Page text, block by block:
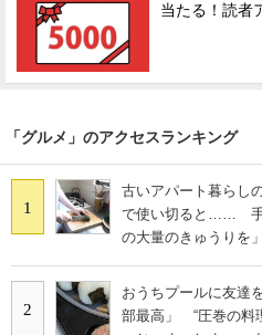
当たる！読者
「グルメ」のアクセスランキング
1
古いアパート暮らし
で使い切ると…… 手
の大量のきゅうりを
2
おうちプールに友
部最高」 “圧巻の料